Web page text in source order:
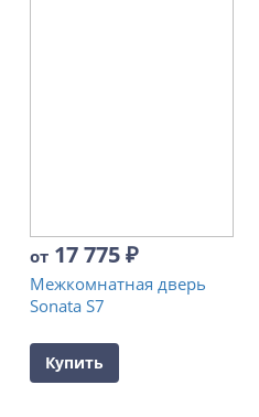
от 17 775₽
Межкомнатная дверь
Sonata S7
Купить